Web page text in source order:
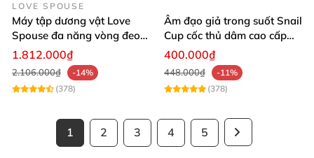
LOVE SPOUSE
Máy tập dương vật Love
Spouse đa năng vòng đeo
điều khiển qua app tiện lợi
1.812.000₫
2.106.000₫
-14%
(378)
Âm đạo giả trong suốt Snail
Cup cốc thủ dâm cao cấp
nam giới
400.000₫
448.000₫
-11%
(378)
1 2 3 4 5